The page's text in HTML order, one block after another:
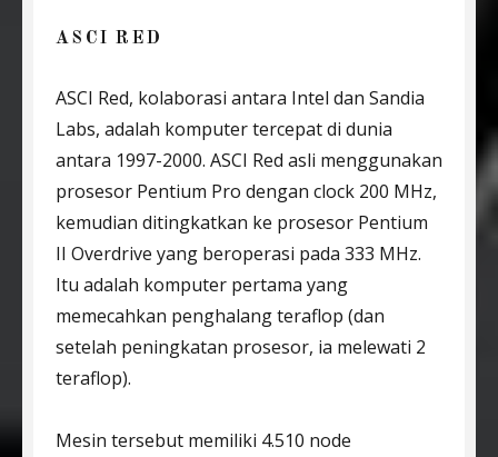
ASCI RED
ASCI Red, kolaborasi antara Intel dan Sandia
Labs, adalah komputer tercepat di dunia
antara 1997-2000. ASCI Red asli menggunakan
prosesor Pentium Pro dengan clock 200 MHz,
kemudian ditingkatkan ke prosesor Pentium
II Overdrive yang beroperasi pada 333 MHz.
Itu adalah komputer pertama yang
memecahkan penghalang teraflop (dan
setelah peningkatan prosesor, ia melewati 2
teraflop).
Mesin tersebut memiliki 4.510 node